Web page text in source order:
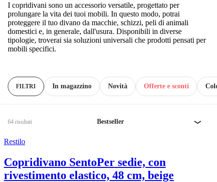
I copridivani sono un accessorio versatile, progettato per
prolungare la vita dei tuoi mobili. In questo modo, potrai
proteggere il tuo divano da macchie, schizzi, peli di animali
domestici e, in generale, dall'usura. Disponibili in diverse
tipologie, troverai sia soluzioni universali che prodotti pensati per
mobili specifici.
FILTRI Novità Offerte e sconti
In magazzino
64 risultati Bestseller
Restilo
Copridivano SentoPer sedie, con
rivestimento elastico, 48 cm, beige